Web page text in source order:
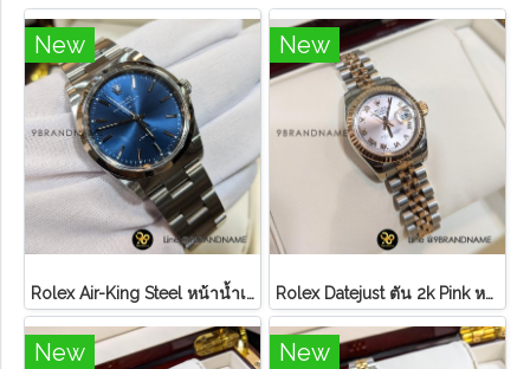
New
Rolex Air-King Steel หน้าน้ำเงิน หลักขีดสภาพดี
New
Rolex Datejust ตัน 2k Pink หลักโรมันสายจูบิลี่ Lady ไม่มี อปก
New New